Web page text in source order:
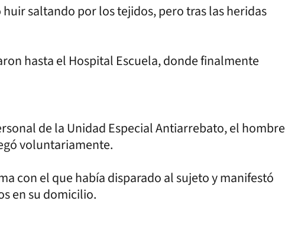
saltando por los tejidos, pero tras las heridas
hasta el Hospital Escuela, donde finalmente
de la Unidad Especial Antiarrebato, el hombre
voluntariamente.
con el que había disparado al sujeto y manifestó
en su domicilio.